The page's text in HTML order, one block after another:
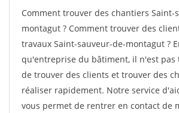
Comment trouver des chantiers Saint-
montagut ? Comment trouver des
travaux Saint-sauveur-de-montagut ?
qu'entreprise du bâtiment, il n'est pas
de trouver des clients et trouver des
réaliser rapidement. Notre service
vous permet de rentrer en contact de